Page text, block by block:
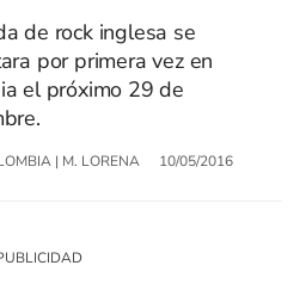
de rock inglesa se
por primera vez en
el próximo 29 de
| M. LORENA 10/05/2016